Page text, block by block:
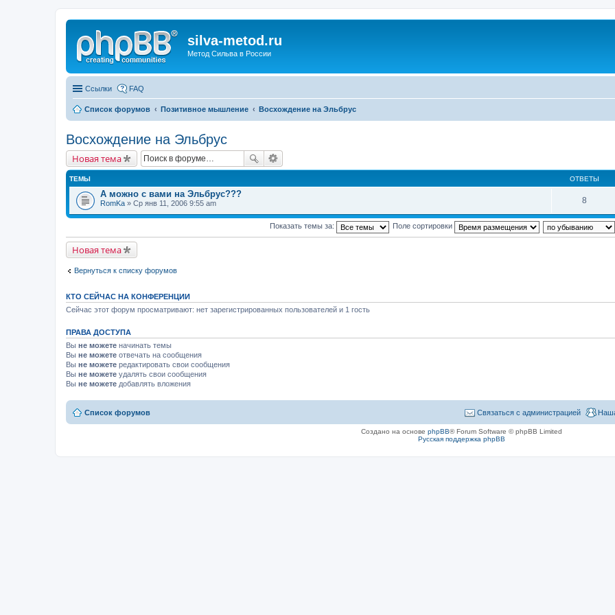
silva-metod.ru
Метод Сильва в России
Ссылки FAQ
Список форумов Позитивное мышление Восхождение на Эльбрус
Восхождение на Эльбрус
Новая тема
ТЕМЫ ОТВЕТЫ
А можно с вами на Эльбрус???
RomKa » Ср янв 11, 2006 9:55 am 8
Показать темы за: Поле сортировки
Новая тема
Вернуться к списку форумов
КТО СЕЙЧАС НА КОНФЕРЕНЦИИ
Сейчас этот форум просматривают: нет зарегистрированных пользователей и 1 гость
ПРАВА ДОСТУПА
Вы не можете начинать темы
Вы не можете отвечать на сообщения
Вы не можете редактировать свои сообщения
Вы не можете удалять свои сообщения
Вы не можете добавлять вложения
Список форумов Связаться с администрацией
Создано на основе phpBB® Forum Software © phpBB Limited
Русская поддержка phpBB